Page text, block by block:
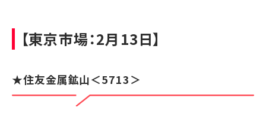
【東京市場：2月13日】
★住友金属鉱山＜5713＞